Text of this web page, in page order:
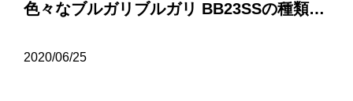
色々なブルガリブルガリ BB23SSの種類について…
2020/06/25